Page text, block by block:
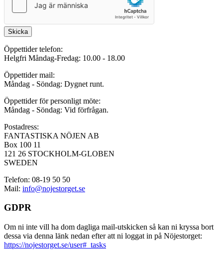
Skicka
Öppettider telefon:
Helgfri Måndag-Fredag: 10.00 - 18.00
Öppettider mail:
Måndag - Söndag: Dygnet runt.
Öppettider för personligt möte:
Måndag - Söndag: Vid förfrågan.
Postadress:
FANTASTISKA NÖJEN AB
Box 100 11
121 26 STOCKHOLM-GLOBEN
SWEDEN
Telefon: 08-19 50 50
Mail: info@nojestorget.se
GDPR
Om ni inte vill ha dom dagliga mail-utskicken så kan ni kryssa bort
dessa via denna länk nedan efter att ni loggat in på Nöjestorget:
https://nojestorget.se/user#_tasks